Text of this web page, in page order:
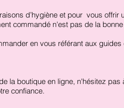
d’hygiène et pour vous offrir
commandé n'est pas de la
en vous référant aux guides
la boutique en ligne, n'hésitez pas
confiance.